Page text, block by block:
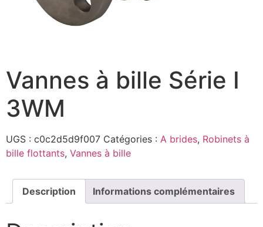
Vannes à bille Série I
3WM
UGS : c0c2d5d9f007 Catégories : A brides, Robinets à
bille flottants, Vannes à bille
Description Informations complémentaires